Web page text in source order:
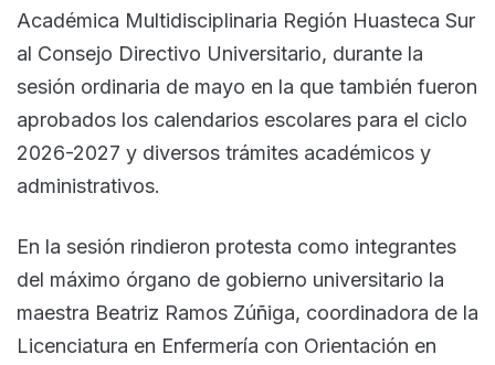
Académica Multidisciplinaria Región Huasteca Sur
al Consejo Directivo Universitario, durante la
sesión ordinaria de mayo en la que también fueron
aprobados los calendarios escolares para el ciclo
2026-2027 y diversos trámites académicos y
administrativos.
En la sesión rindieron protesta como integrantes
del máximo órgano de gobierno universitario la
maestra Beatriz Ramos Zúñiga, coordinadora de la
Licenciatura en Enfermería con Orientación en